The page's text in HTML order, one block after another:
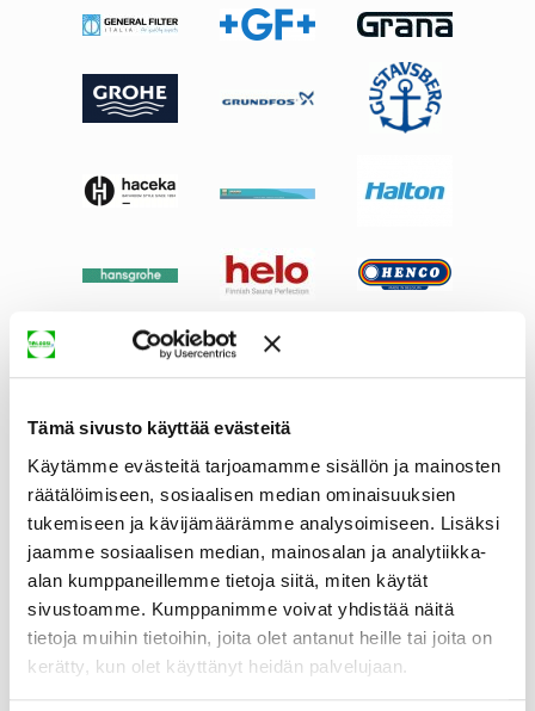
Tämä sivusto käyttää evästeitä
Käytämme evästeitä tarjoamamme sisällön ja mainosten
räätälöimiseen, sosiaalisen median ominaisuuksien
tukemiseen ja kävijämäärämme analysoimiseen. Lisäksi
jaamme sosiaalisen median, mainosalan ja analytiikka-
alan kumppaneillemme tietoja siitä, miten käytät
sivustoamme. Kumppanimme voivat yhdistää näitä
tietoja muihin tietoihin, joita olet antanut heille tai joita on
kerätty, kun olet käyttänyt heidän palvelujaan.